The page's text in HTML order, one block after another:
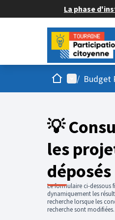
La phase
AccueilMenu
/ Budget
💡
les
déposés
Le formulaire ci-dessous
dynamiquement les
recherche lorsque les
recherche sont modifiées.